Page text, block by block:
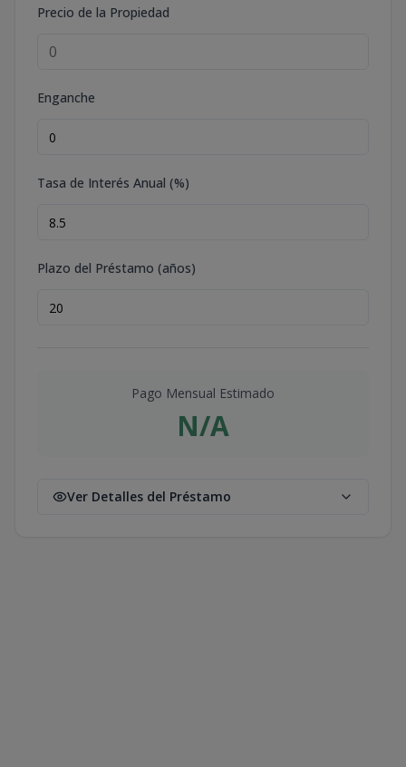
Precio de la Propiedad
Enganche
Tasa de Interés Anual (%)
Plazo del Préstamo (años)
Pago Mensual Estimado
N/A
Ver Detalles del Préstamo